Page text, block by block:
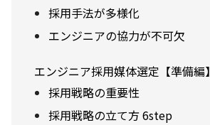
採用手法が多様化
エンジニアの協力が不可欠
エンジニア採用媒体選定【準備編】
採用戦略の重要性
採用戦略の立て方 6step